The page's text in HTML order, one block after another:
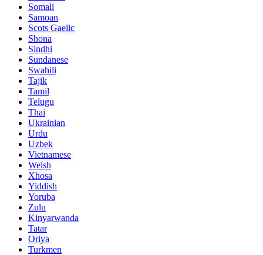
Somali
Samoan
Scots Gaelic
Shona
Sindhi
Sundanese
Swahili
Tajik
Tamil
Telugu
Thai
Ukrainian
Urdu
Uzbek
Vietnamese
Welsh
Xhosa
Yiddish
Yoruba
Zulu
Kinyarwanda
Tatar
Oriya
Turkmen